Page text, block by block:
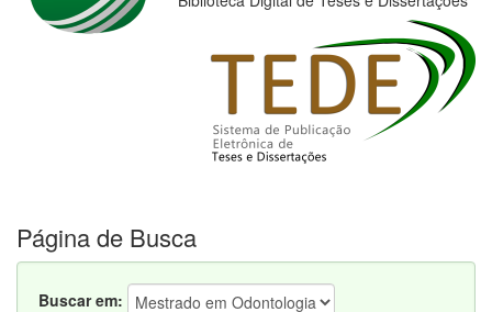
Página de Busca
Buscar em: